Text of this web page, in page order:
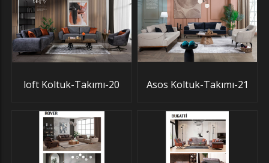
loft Koltuk-Takımı-20 Asos Koltuk-Takımı-21